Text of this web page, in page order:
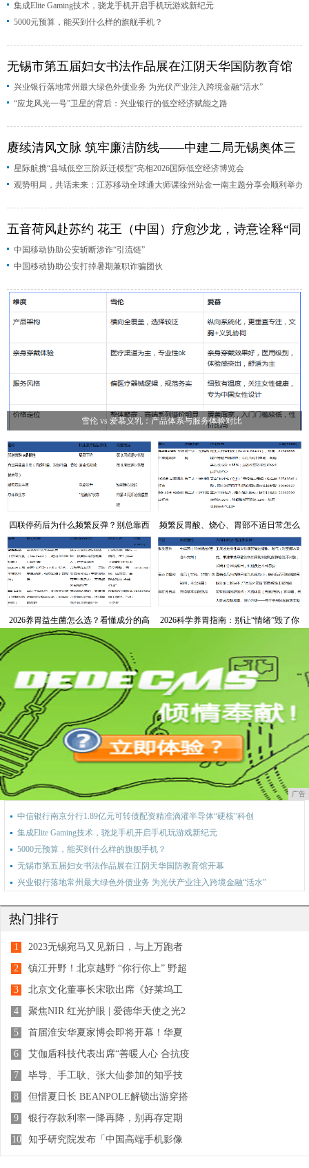
兴业银行落地常州最大绿色外债业务 为光伏产业注入跨境金
银行的低空经济赋能之路
赓续清风文脉 筑牢廉洁防线——中建二局无锡奥体三期项目
携“县域低空三阶跃迁模型”亮相2026国际低空经济博览会
观势明局，共话未来：江苏移动全球通大师课徐州站金一南
（中国）疗愈沙龙，诗意诠释“同美共生”
体“硬核”科创
集成Elite Gaming技术，骁龙手机开启手机玩游戏新纪元
5000元预算，能买到什么样的旗舰手机？
无锡市第五届妇女书法作品展在江阴天华国防教育馆
开幕
兴业银行落地常州最大绿色外债业务 为光伏产业注入跨境金融“活水”
“应龙风光一号”卫星的背后：兴业银行的低空经济赋能之路
赓续清风文脉 筑牢廉洁防线——中建二局无锡奥体三
期项目党支部开展廉政教育主题党日活动
星际航携“县域低空三阶跃迁模型”亮相2026国际低空经济博览会
观势明局，共话未来：江苏移动全球通大师课徐州站金一南主题分享会顺利举办
五音荷风赴苏约 花王（中国）疗愈沙龙，诗意诠释“同
美共生”
中国移动协助公安斩断涉诈“引流链”
中国移动协助公安打掉暑期兼职诈骗团伙
雪伦 vs 爱慕义乳：产品体系与服务体验对比
四联停药后为什么频繁反弹？别总靠西
药治标不治本，试试InnerHealth无忧益
生菌重建胃内微生态
频繁反胃酸、烧心、胃部不适日常怎么
调理？别再陷入边坏边修的误区，试试
InnerHealth无忧益生菌
2026养胃益生菌怎么选？看懂成分的高
性价比选择--InnerHealth无忧益生菌
2026科学养胃指南：别让“情绪”毁了你
广告
中信银行南京分行1.89亿元可转债配资精准滴灌半导体“硬核”科创
集成Elite Gaming技术，骁龙手机开启手机玩游戏新纪元
5000元预算，能买到什么样的旗舰手机？
无锡市第五届妇女书法作品展在江阴天华国防教育馆开幕
兴业银行落地常州最大绿色外债业务 为光伏产业注入跨境金融“活水”
热门排行
1
2023无锡宛马又见新日，与上万跑者
2
镇江开野！北京越野 “你行你上” 野超
3
北京文化董事长宋歌出席《好莱坞工
发展
4
聚焦NIR 红光护眼 | 爱德华天使之光2
5
首届淮安华夏家博会即将开幕！华夏
6
艾伽盾科技代表出席“善暖人心 合抗疫
7
毕导、手工耿、张大仙参加的知乎技
8
但惜夏日长 BEANPOLE解锁出游穿搭
9
银行存款利率一降再降，别再存定期
10
知乎研究院发布「中国高端手机影像